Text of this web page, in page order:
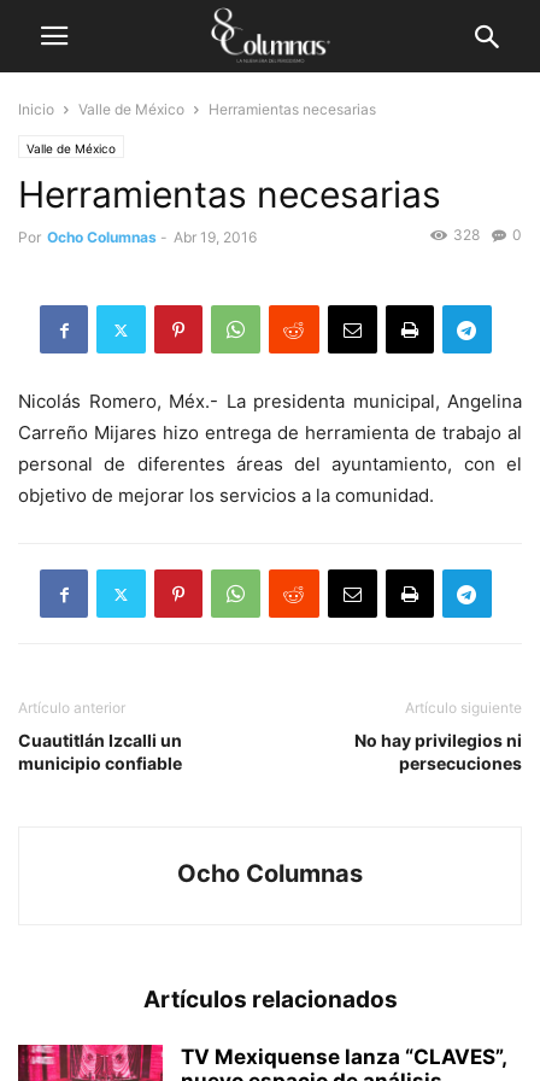
Inicio Valle de México Herramientas necesarias
Valle de México
Herramientas necesarias
Por Ocho Columnas - Abr 19, 2016 0
328
Nicolás Romero, Méx.- La presidenta municipal, Angelina
Carreño Mijares hizo entrega de herramienta de trabajo al
personal de diferentes áreas del ayuntamiento, con el
objetivo de mejorar los servicios a la comunidad.
Artículo anterior
Cuautitlán Izcalli un
municipio confiable
Artículo siguiente
No hay privilegios ni
persecuciones
Ocho Columnas
Artículos relacionados
TV Mexiquense lanza “CLAVES”,